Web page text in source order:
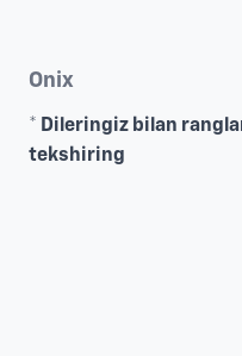
Onix
* Dileringiz bilan
tekshiring